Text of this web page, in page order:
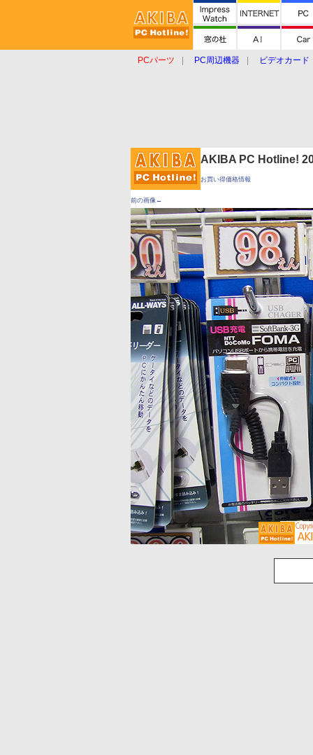
PCパーツ PC周辺機器
ビデオカード
AKIBA PC Hotline!
お買い得価格情報
前の画像←